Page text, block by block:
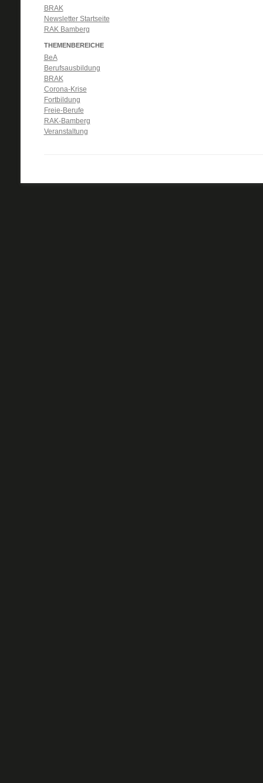
BRAK
Newsletter Startseite
RAK Bamberg
THEMENBEREICHE
BeA
Berufsausbildung
BRAK
Corona-Krise
Fortbildung
Freie-Berufe
RAK-Bamberg
Veranstaltung